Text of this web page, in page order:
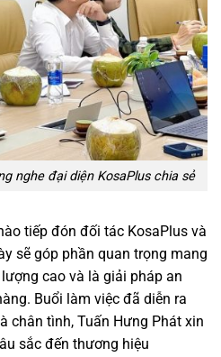
nghe đại diện KosaPlus chia sẻ
tiếp đón đối tác KosaPlus và
sẽ góp phần quan trọng mang
cao và là giải pháp an
Buổi làm việc đã diễn ra
chân tình, Tuấn Hưng Phát xin
sắc đến thương hiệu